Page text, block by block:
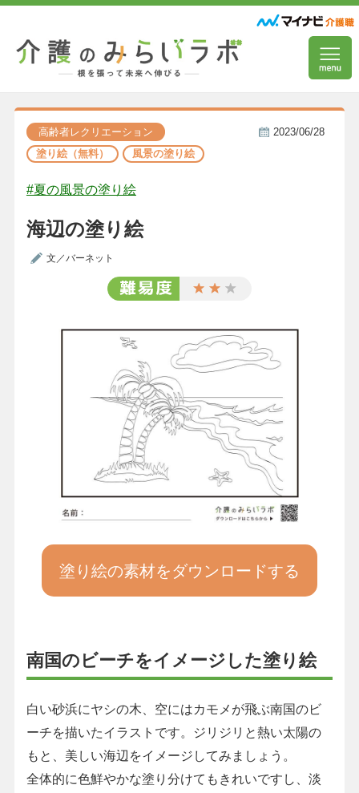
高齢者レクリエーション
塗り絵（無料）
風景の塗り絵
2023/06/28
#夏の風景の塗り絵
海辺の塗り絵
文／バーネット
塗り絵の素材をダウンロードする
南国のビーチをイメージした塗り絵
白い砂浜にヤシの木、空にはカモメが飛ぶ南国のビ
ーチを描いたイラストです。ジリジリと熱い太陽の
もと、美しい海辺をイメージしてみましょう。
全体的に色鮮やかな塗り分けてもきれいですし、淡